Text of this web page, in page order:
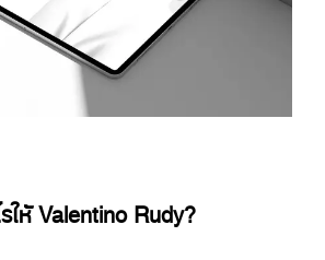
ให้ Valentino Rudy?